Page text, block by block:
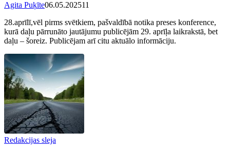
Agita Puķīte06.05.202511
28.aprīlī,vēl pirms svētkiem, pašvaldībā notika preses konference,
kurā daļu pārrunāto jautājumu publicējām 29. aprīļa laikrakstā, bet
daļu – šoreiz. Publicējam arī citu aktuālo informāciju.
Redakcijas sleja